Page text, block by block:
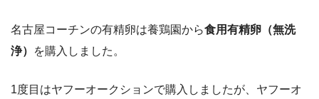
名古屋コーチンの有精卵は養鶏園から食用有精卵（無洗
浄）
を購入しました。
1度目はヤフーオークションで購入しましたが、ヤフーオ